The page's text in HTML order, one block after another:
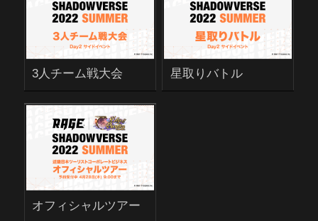
3人チーム戦大会 星取りバトル
オフィシャルツアー